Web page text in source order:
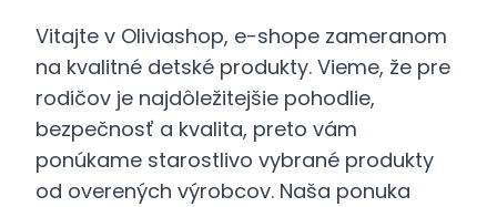
Vitajte v Oliviashop, e-shope zameranom
na kvalitné detské produkty. Vieme, že pre
rodičov je najdôležitejšie pohodlie,
bezpečnosť a kvalita, preto vám
ponúkame starostlivo vybrané produkty
od overených výrobcov. Naša ponuka